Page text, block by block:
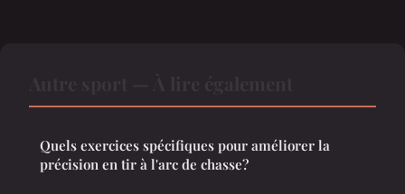
Quels exercices spécifiques pour améliorer la
précision en tir à l'arc de chasse?